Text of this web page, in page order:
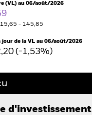
(VL) au 06/août/2026
- 145,85
jour de la VL au 06/août/2026
(-1,53%)
d'investissement